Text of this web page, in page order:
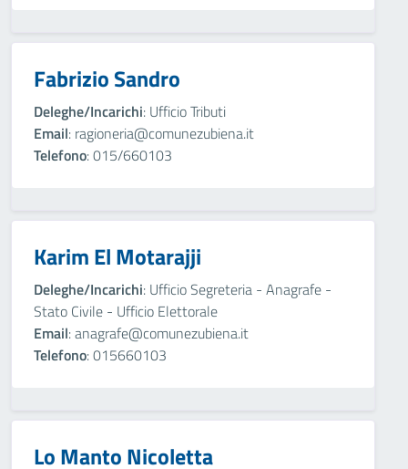
Fabrizio Sandro
Deleghe/Incarichi: Ufficio Tributi
Email: ragioneria@comunezubiena.it
Telefono: 015/660103
Karim El Motarajji
Deleghe/Incarichi: Ufficio Segreteria - Anagrafe -
Stato Civile - Ufficio Elettorale
Email: anagrafe@comunezubiena.it
Telefono: 015660103
Lo Manto Nicoletta